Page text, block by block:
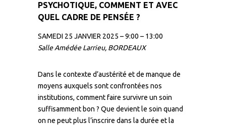
PSYCHOTIQUE, COMMENT ET AVEC
QUEL CADRE DE PENSÉE ?
SAMEDI 25 JANVIER 2025 – 9:00 – 13:00
Salle Amédée Larrieu, BORDEAUX
Dans le contexte d’austérité et de manque de
moyens auxquels sont confrontées nos
institutions, comment faire survivre un soin
suffisamment bon ? Que devient le soin quand
on ne peut plus l’inscrire dans la durée et la